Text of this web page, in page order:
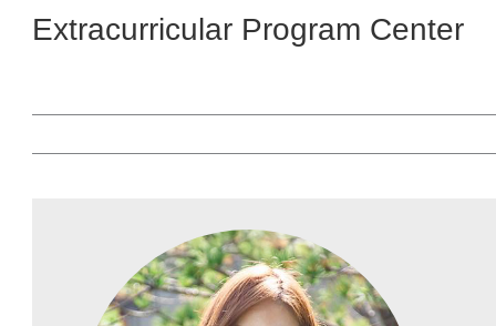
Extracurricular Program Center